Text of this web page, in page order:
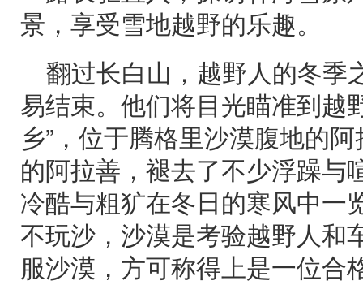
景，享受雪地越野的乐趣。
翻过长白山，越野人的冬季
易结束。他们将目光瞄准到越
乡”，位于腾格里沙漠腹地的
的阿拉善，褪去了不少浮躁与
冷酷与粗犷在冬日的寒风中一
不玩沙，沙漠是考验越野人和
服沙漠，方可称得上是一位合